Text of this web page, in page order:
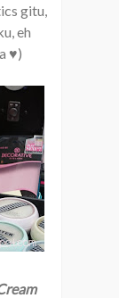
gitu,
eh
♥)